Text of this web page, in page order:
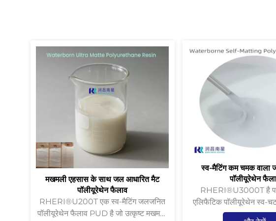
मखमली एहसास के साथ जल आधारित मैट
पॉलीयूरेथेन फैलाव
RHERI®U200T एक स्व-मैटिंग जलजनित
पॉलीयूरेथेन फैलाव PUD है जो उत्कृष्ट मखमली
स्व-मैटिंग कम चमक वाला
पॉलीयूरेथेन
RHERI®U3000T है
एलिफैटिक पॉलीयूरेथेन स्व-
पीयू राल, कागज, प्लास्टिक